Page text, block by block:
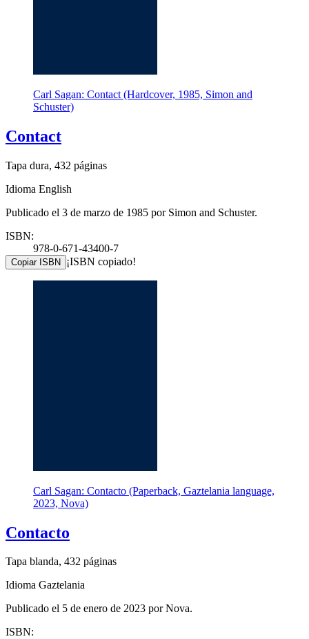
Carl Sagan: Contact (Hardcover, 1985, Simon and
Schuster)
Contact
Tapa dura, 432 páginas
Idioma English
Publicado el 3 de marzo de 1985 por Simon and Schuster.
ISBN:
978-0-671-43400-7
Copiar ISBN ¡ISBN copiado!
Carl Sagan: Contacto (Paperback, Gaztelania language,
2023, Nova)
Contacto
Tapa blanda, 432 páginas
Idioma Gaztelania
Publicado el 5 de enero de 2023 por Nova.
ISBN: